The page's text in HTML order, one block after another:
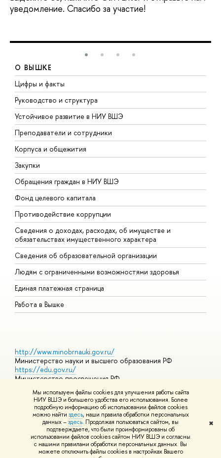
Мы используем файлы cookies для улучшения работы сайта
НИУ ВШЭ и большего удобства его использования. Более
подробную информацию об использовании файлов cookies
можно найти здесь, наши правила обработки персональных
данных –здесь. Продолжая пользоваться сайтом, вы
подтверждаете, что были проинформированы об
использовании файлов cookies сайтом НИУ ВШЭ и согласны
с нашими правилами обработки персональных данных. Вы
можете отключить файлы cookies в настройках Вашего
✖
уведомление. Спасибо за участие!
О ВЫШКЕ
Цифры и факты
Руководство и структура
Устойчивое развитие в НИУ ВШЭ
Преподаватели и сотрудники
Корпуса и общежития
Закупки
Обращения граждан в НИУ ВШЭ
Фонд целевого капитала
Противодействие коррупции
Сведения о доходах, расходах, об имуществе и
обязательствах имущественного характера
Сведения об образовательной организации
Людям с ограниченными возможностями здоровья
Единая платежная страница
Работа в Вышке
http://www.minobrnauki.gov.ru/
Министерство науки и высшего образования РФ
https://edu.gov.ru/
Министерство просвещения РФ
https://elearning.hse.ru/mooc
Массовые открытые онлайн-курсы
© НИУ ВШЭ 1993–2026 Адреса и контактыУсловия
использования материалов Политика конфиденциальности
Шрифты HSE Sans и HSE Slab разработаны вШколе дизайна НИУ